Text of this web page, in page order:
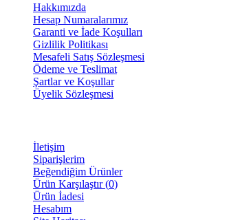
Hakkımızda
Hesap Numaralarımız
Garanti ve İade Koşulları
Gizlilik Politikası
Mesafeli Satış Sözleşmesi
Ödeme ve Teslimat
Şartlar ve Koşullar
Üyelik Sözleşmesi
İletişim
Siparişlerim
Beğendiğim Ürünler
Ürün Karşılaştır (0)
Ürün İadesi
Hesabım